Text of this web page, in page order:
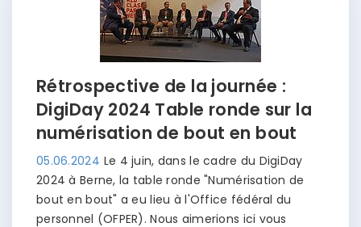
Rétrospective de la journée :
DigiDay 2024 Table ronde sur la
numérisation de bout en bout
05.06.2024 Le 4 juin, dans le cadre du DigiDay
2024 à Berne, la table ronde "Numérisation de
bout en bout" a eu lieu à l'Office fédéral du
personnel (OFPER). Nous aimerions ici vous